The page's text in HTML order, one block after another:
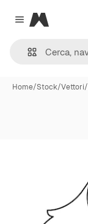
Close menu
Magnific
Home/Stock/Vettori/